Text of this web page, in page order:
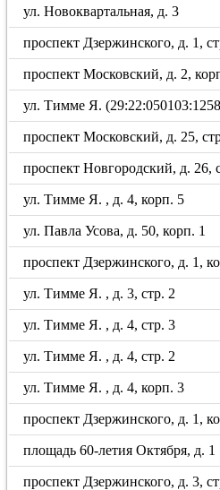
ул. Новоквартальная, д. 3
проспект Дзержинского, д. 1,
проспект Московский, д. 2,
ул. Тимме Я.
проспект Московский, д. 25,
проспект Новгородский, д. 26,
ул. Тимме Я. , д. 4, корп. 5
ул. Павла Усова, д. 50, корп. 1
проспект Дзержинского, д. 1,
ул. Тимме Я. , д. 3, стр. 2
ул. Тимме Я. , д. 4, стр. 3
ул. Тимме Я. , д. 4, стр. 2
ул. Тимме Я. , д. 4, корп. 3
проспект Дзержинского, д. 1,
площадь 60-летия Октября, д. 1
проспект Дзержинского, д. 3,